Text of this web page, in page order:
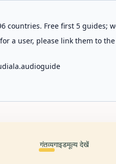
countries. Free first 5 guides;
a user, please link them to
गंतव्यगाइडमूल्य देखें